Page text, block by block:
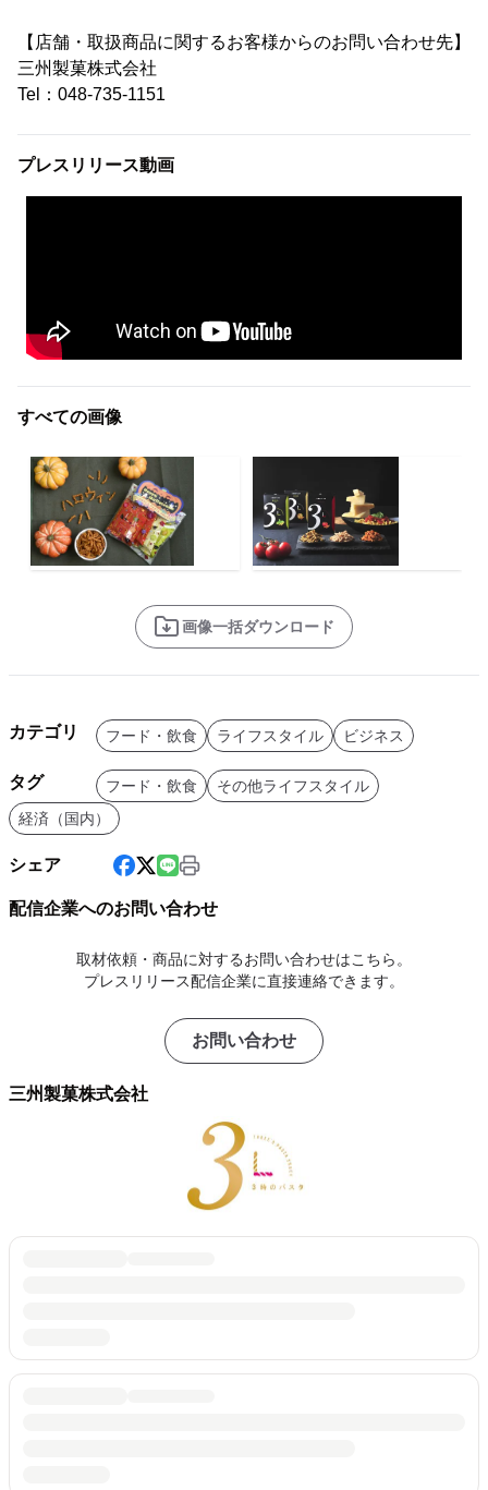
【店舗・取扱商品に関するお客様からのお問い合わせ先】
三州製菓株式会社
Tel：048-735-1151
プレスリリース動画
すべての画像
画像一括ダウンロード
カテゴリ フード・飲食 ライフスタイル ビジネス
タグ フード・飲食
その他ライフスタイル
経済（国内）
シェア
配信企業へのお問い合わせ
取材依頼・商品に対するお問い合わせはこちら。
プレスリリース配信企業に直接連絡できます。
お問い合わせ
三州製菓株式会社